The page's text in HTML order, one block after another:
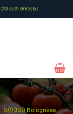
ᲣᲤᲐᲡᲝ ᲛᲘᲢᲐᲜᲐ
სოუსი Bolognese